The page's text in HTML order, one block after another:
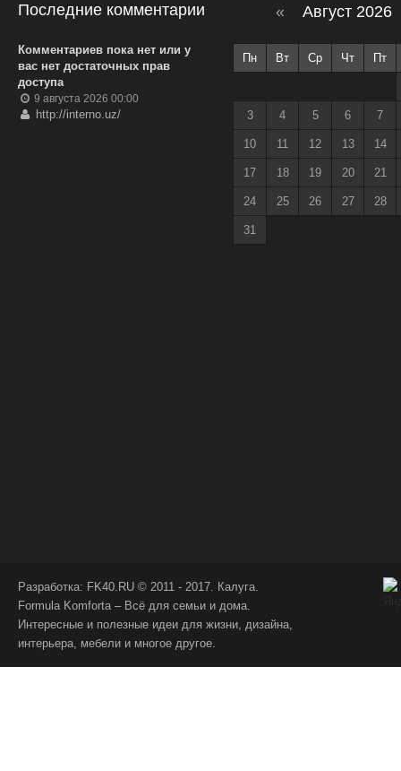
Последние комментарии
Комментариев пока нет или у
вас нет достаточных прав
доступа
9 августа 2026 00:00
http://interno.uz/
« Август
Пн Вт Ср Чт Пт
3 4 5 6 7
10 11 12 13 14
17 18 19 20 21
24 25 26 27 28
31
Разработка: FK40.RU © 2011 - 2017. Калуга.
Formula Komforta – Всё для семьи и дома.
Интересные и полезные идеи для жизни, дизайна,
интерьера, мебели и многое другое.